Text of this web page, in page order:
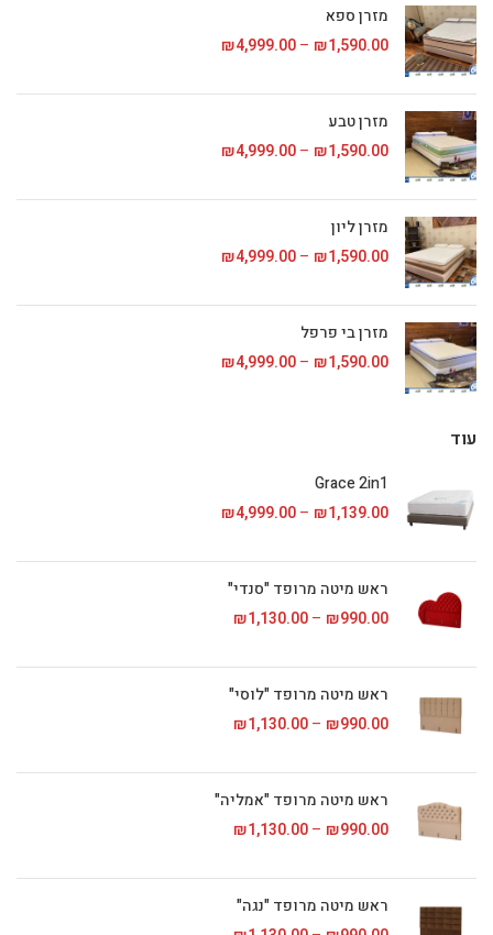
מזרן ספא
₪1,590.00
–
₪4,999.00
מזרן טבע
₪1,590.00
–
₪4,999.00
מזרן ליון
₪1,590.00
–
₪4,999.00
מזרן בי פרפל
₪1,590.00
–
₪4,999.00
עוד
Grace 2in1
₪1,139.00
–
₪4,999.00
ראש מיטה מרופד "סנדי"
₪990.00
–
₪1,130.00
ראש מיטה מרופד "לוסי"
₪990.00
–
₪1,130.00
ראש מיטה מרופד "אמליה"
₪990.00
–
₪1,130.00
ראש מיטה מרופד "נגה"